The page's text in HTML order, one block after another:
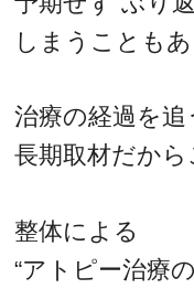
しまうこともあ
治療の経過を追
長期取材だから
整体による
“アトピー治療